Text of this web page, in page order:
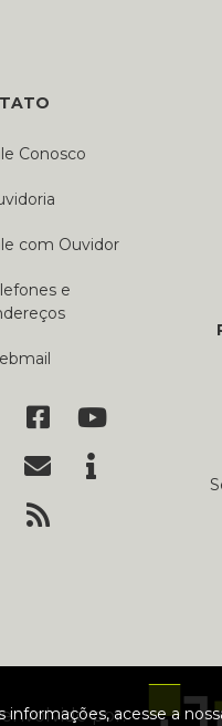
informações, acesse a
Conosco
com Ouvidor
e
por: